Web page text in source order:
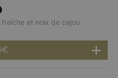
et noix de cajou
€